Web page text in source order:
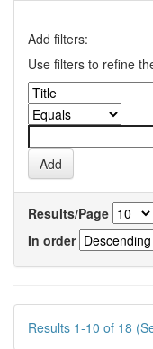
Add filters:
Use filters to refine
Results/Page
In order
Results 1-10 of 18